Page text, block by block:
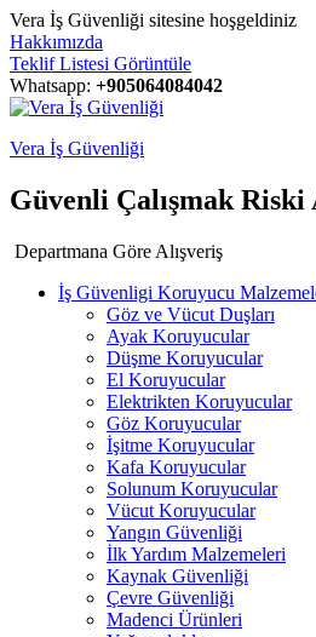
Vera İş Güvenliği sitesine hoşgeldiniz
Hakkımızda
Teklif Listesi Görüntüle
Whatsapp: +905064084042
Vera İş Güvenliği
Güvenli Çalışmak Riski
Departmana Göre Alışveriş
İş Güvenligi Koruyucu
Göz ve Vücut Duşları
Ayak Koruyucular
Düşme Koruyucular
El Koruyucular
Elektrikten Koruyucular
Göz Koruyucular
İşitme Koruyucular
Kafa Koruyucular
Solunum Koruyucular
Vücut Koruyucular
Yangın Güvenliği
İlk Yardım Malzemeleri
Kaynak Güvenliği
Çevre Güvenliği
Madenci Ürünleri